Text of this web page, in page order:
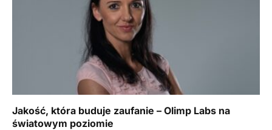
Jakość, która buduje zaufanie – Olimp Labs na
światowym poziomie